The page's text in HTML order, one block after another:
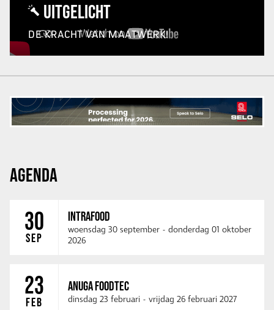
UITGELICHT
DE KRACHT VAN MAATWERK!
AGENDA
30
SEP
INTRAFOOD
woensdag 30 september - donderdag 01 oktober
2026
23
FEB
ANUGA FOODTEC
dinsdag 23 februari - vrijdag 26 februari 2027